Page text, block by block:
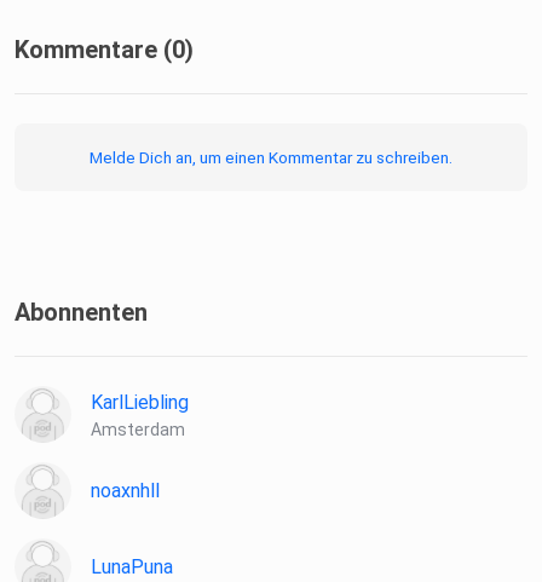
Kommentare (0)
Melde Dich an, um einen Kommentar zu schreiben.
Abonnenten
KarlLiebling
Amsterdam
noaxnhll
LunaPuna